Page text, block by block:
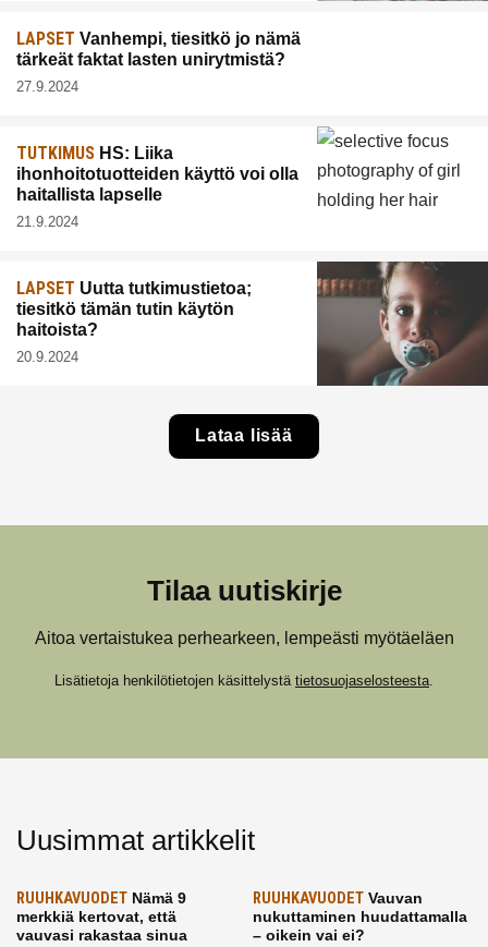
LAPSET Vanhempi, tiesitkö jo nämä
tärkeät faktat lasten unirytmistä?
27.9.2024
TUTKIMUS HS: Liika
ihonhoitotuotteiden käyttö voi olla
haitallista lapselle
21.9.2024
LAPSET Uutta tutkimustietoa;
tiesitkö tämän tutin käytön
haitoista?
20.9.2024
Lataa lisää
Tilaa uutiskirje
Aitoa vertaistukea perhearkeen, lempeästi myötäeläen
Lisätietoja henkilötietojen käsittelystä tietosuojaselosteesta.
Uusimmat artikkelit
RUUHKAVUODET Nämä 9
merkkiä kertovat, että
vauvasi rakastaa sinua
RUUHKAVUODETVauvan
nukuttaminen huudattamalla
– oikein vai ei?